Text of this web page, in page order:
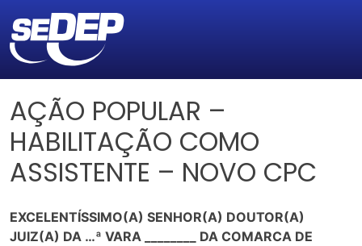
AÇÃO POPULAR –
HABILITAÇÃO COMO
ASSISTENTE – NOVO CPC
EXCELENTÍSSIMO(A) SENHOR(A) DOUTOR(A)
JUIZ(A) DA …ª VARA ________ DA COMARCA DE